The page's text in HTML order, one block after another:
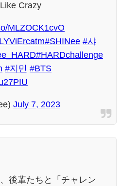
Crazy
MLZOCK1cvO
#SHINee #샤
#HARDchallenge
#지민 #BTS
July 7, 2023
後輩たちと「チャレン